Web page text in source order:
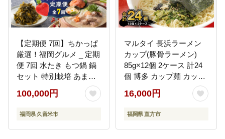
【定期便 7回】ちかっぱ
厳選！福岡グルメ _ 定期
便 7回 水たき もつ鍋 鍋
セット 特別栽培 あまお
う 無着色 明太子 大砲 ラ
ーメン 高菜 博多和牛 モ
モ カタ すきしゃぶ グル
お取り寄せ 福岡県 久留
100,000円
福岡県 久留米市
マルタイ 長浜ラーメン
カップ(豚骨ラーメン)
85g×12個 2ケース 計24
個 博多 カップ麺 カップ
ラーメン
16,000円
福岡県 直方市